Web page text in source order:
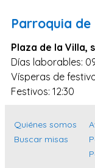
Santa Cruz de
Cantabria
Islas Baleares
Las Palmas
Parroquia de
Plaza de la Villa,
Días laborables:
Vísperas de
Festivos: 12:30
Quiénes somos
Buscar misas